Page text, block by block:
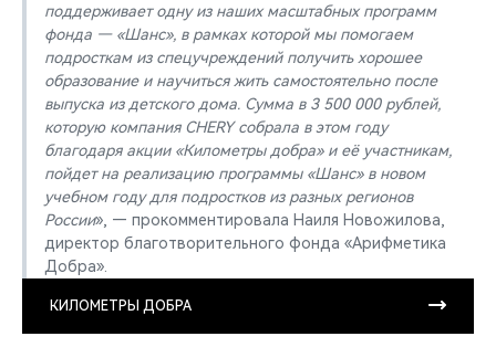
поддерживает одну из наших масштабных программ
фонда — «Шанс», в рамках которой мы помогаем
подросткам из спецучреждений получить хорошее
образование и научиться жить самостоятельно после
выпуска из детского дома. Сумма в 3 500 000 рублей,
которую компания СHERY собрала в этом году
благодаря акции «Километры добра» и её участникам,
пойдет на реализацию программы «Шанс» в новом
учебном году для подростков из разных регионов
России», — прокомментировала Наиля Новожилова,
директор благотворительного фонда «Арифметика
Добра».
КИЛОМЕТРЫ ДОБРА